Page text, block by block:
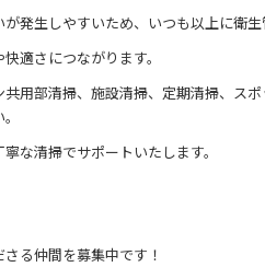
発生しやすいため、いつも以上に衛生
適さにつながります。
用部清掃、施設清掃、定期清掃、ス
な清掃でサポートいたします。
る仲間を募集中です！